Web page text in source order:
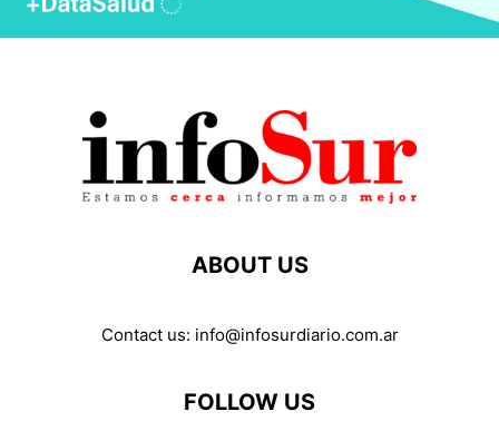
ABOUT US
Contact us: info@infosurdiario.com.ar
FOLLOW US